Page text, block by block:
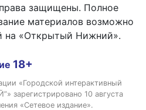
защищены. Полное
материалов возможно
на «Открытый Нижний».
18+
«Городской интерактивный
зарегистрировано 10 августа
«Сетевое издание».